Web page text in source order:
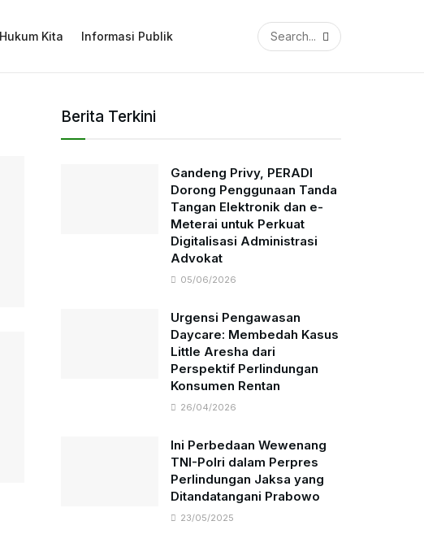
Hukum Kita Informasi Publik
Berita Terkini
Gandeng Privy, PERADI
Dorong Penggunaan Tanda
Tangan Elektronik dan e-
Meterai untuk Perkuat
Digitalisasi Administrasi
Advokat
05/06/2026
Urgensi Pengawasan
Daycare: Membedah Kasus
Little Aresha dari
Perspektif Perlindungan
Konsumen Rentan
26/04/2026
Ini Perbedaan Wewenang
TNI-Polri dalam Perpres
Perlindungan Jaksa yang
Ditandatangani Prabowo
23/05/2025